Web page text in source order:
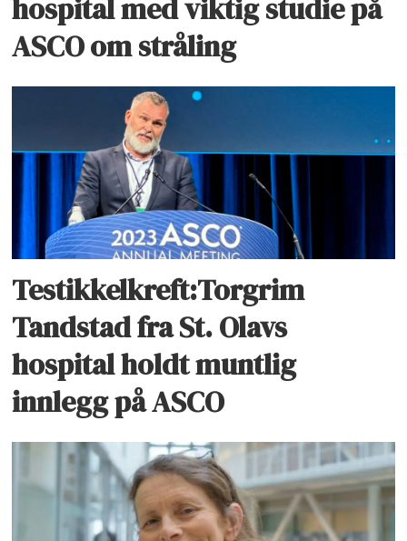
hospital med viktig studie på
ASCO om stråling
Testikkelkreft:Torgrim
Tandstad fra St. Olavs
hospital holdt muntlig
innlegg på ASCO